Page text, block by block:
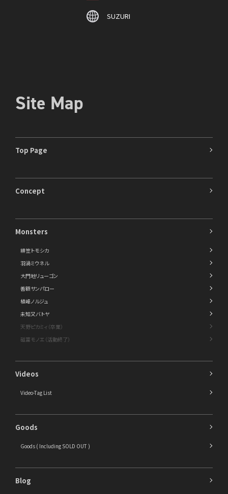
SUZURI
Site Map
Top Page
Concept
Monsters
緋笠トモシカ
羽渦ミウネル
大門地リューゴン
善額サンパロー
植峰ノルジュ
未知又バトヤ
天野ピカミィ（卒業）
磁富モノエ（活動終了）
Videos
Video-Tag List
Goods
Goods ( Including SOLD OUT )
Blog